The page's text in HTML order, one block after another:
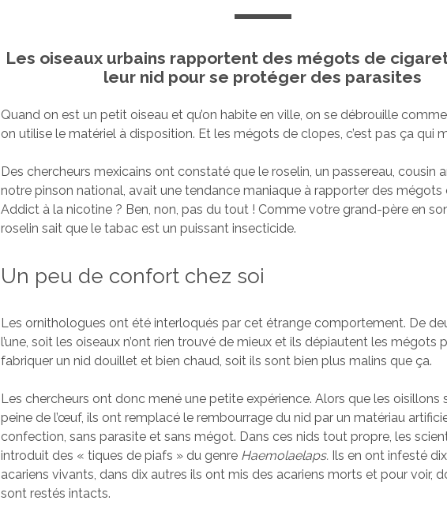
Les oiseaux urbains rapportent des mégots de
leur nid pour se protéger des parasites
Quand on est un petit oiseau et qu’on habite en ville, on se débrouille
on utilise le matériel à disposition. Et les mégots de clopes, c’est pas ça qui
Des chercheurs mexicains ont constaté que le roselin, un passereau, cousin
notre pinson national, avait une tendance maniaque à rapporter des mégots
Addict à la nicotine ? Ben, non, pas du tout ! Comme votre grand-père en
roselin sait que le tabac est un puissant insecticide.
Un peu de confort chez soi
Les ornithologues ont été interloqués par cet étrange comportement. De
l’une, soit les oiseaux n’ont rien trouvé de mieux et ils dépiautent les mégots
fabriquer un nid douillet et bien chaud, soit ils sont bien plus malins que ça.
Les chercheurs ont donc mené une petite expérience. Alors que les oisillons
peine de l’œuf, ils ont remplacé le rembourrage du nid par un matériau
confection, sans parasite et sans mégot. Dans ces nids tout propre, les
introduit des « tiques de piafs » du genre Haemolaelaps. Ils en ont infesté
acariens vivants, dans dix autres ils ont mis des acariens morts et pour voir,
sont restés intacts.